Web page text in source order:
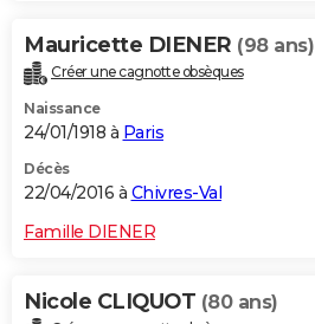
Mauricette DIENER (98 ans)
Créer une cagnotte obsèques
Naissance
24/01/1918 à Paris
Décès
22/04/2016 à Chivres-Val
Famille DIENER
Nicole CLIQUOT (80 ans)